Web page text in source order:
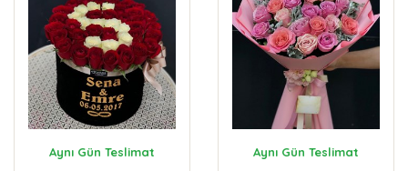
Aynı Gün Teslimat Aynı Gün Teslimat